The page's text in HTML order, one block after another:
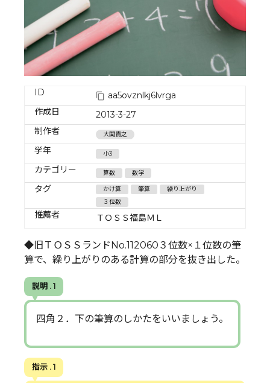
ID
aa5ovznlkj6lvrga
作成日
2013-3-27
制作者
大関貴之
学年 小3
カテゴリー 算数 数学
タグ かけ算 筆算
繰り上がり
３位数
推薦者 ＴＯＳＳ福島ＭＬ
◆旧ＴＯＳＳランドNo.112060３位数×１位数の筆
算で、繰り上がりのある計算の部分を抜き出した。
説明 . 1
四角２．下の筆算のしかたをいいましょう。
指示 . 1